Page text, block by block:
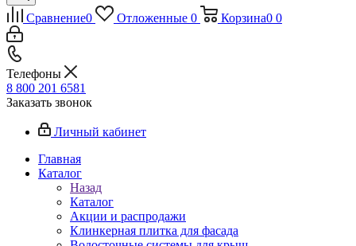
Сравнение0 Отложенные 0 Корзина0 0
Телефоны
8 800 201 6581
Заказать звонок
Личный кабинет
Главная
Каталог
Назад
Каталог
Акции и распродажи
Клинкерная плитка для фасада